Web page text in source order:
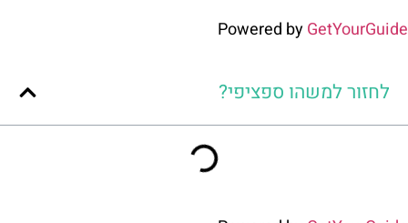
Powered byGetYourGuide
לחזור למשהו ספציפי?